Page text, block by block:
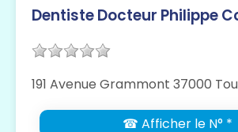
Dentiste Docteur Philippe
191 Avenue Grammont 37000
☎ Afficher le N° *